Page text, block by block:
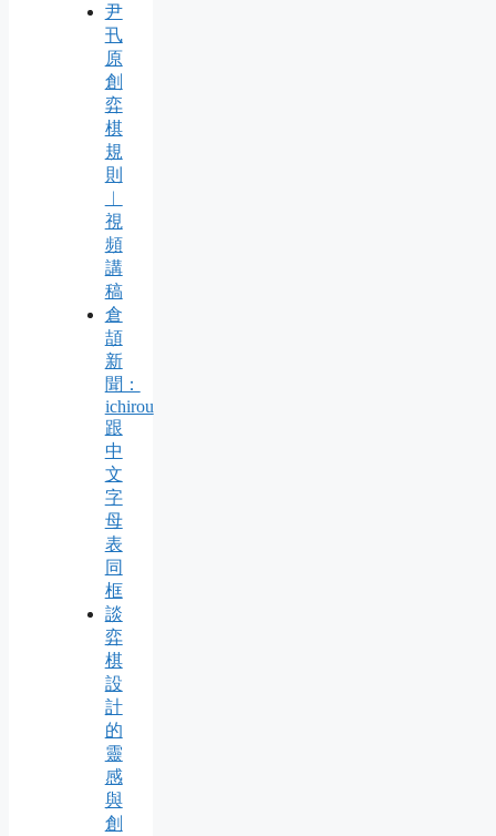
尹
卂
原
創
弈
棋
規
則
︱
視
頻
講
稿
倉
頡
新
聞：
ichirou
跟
中
文
字
母
表
同
框
談
弈
棋
設
計
的
靈
感
與
創